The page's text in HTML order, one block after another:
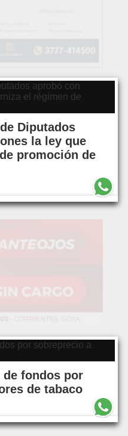
Diputados
la ley que
promoción de
fondos por
de tabaco